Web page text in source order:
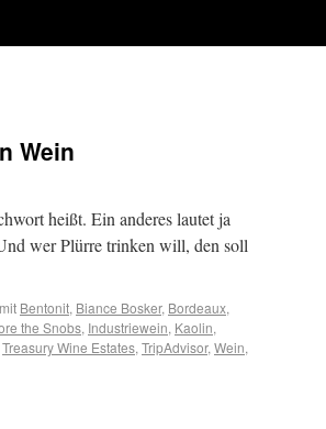
Wein
heißt. Ein anderes lautet ja
wer Plürre trinken will, den soll
Bentonit, Biance Bosker, Bordeaux,
the Snobs, Industriewein, Kaolin,
Treasury Wine Estates, TripAdvisor, Wein,